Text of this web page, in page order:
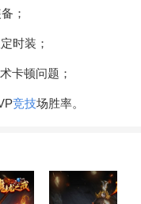
；
时装；
卡顿问题；
竞技场胜率。